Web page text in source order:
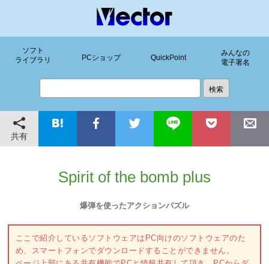
ソフト
ライブラリ
PCショップ QuickPoint
みんなの
電子署名
共有
Spirit of the bomb plus
爆弾を使ったアクションパズル
ここで紹介しているソフトウェアはPC向けのソフトウェアのた
め、スマートフォンでダウンロードすることができません。